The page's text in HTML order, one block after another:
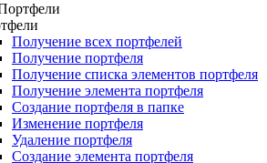
Получение всех портфелей
Получение портфеля
Получение списка элементов портфеля
Получение элемента портфеля
Создание портфеля в папке
Изменение портфеля
Удаление портфеля
Создание элемента портфеля